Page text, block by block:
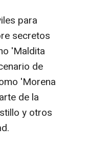
para
secretos
'Maldita
de
'Morena
de la
y otros